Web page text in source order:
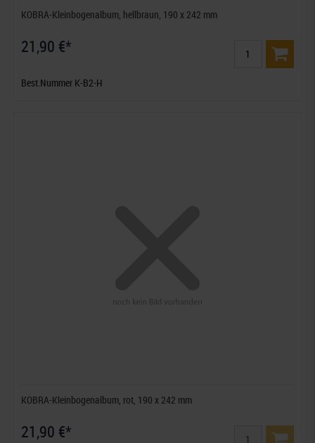
KOBRA-Kleinbogenalbum, hellbraun, 190 x 242 mm
21,90 €*
Best.Nummer K-B2-H
KOBRA-Kleinbogenalbum, rot, 190 x 242 mm
21,90 €*